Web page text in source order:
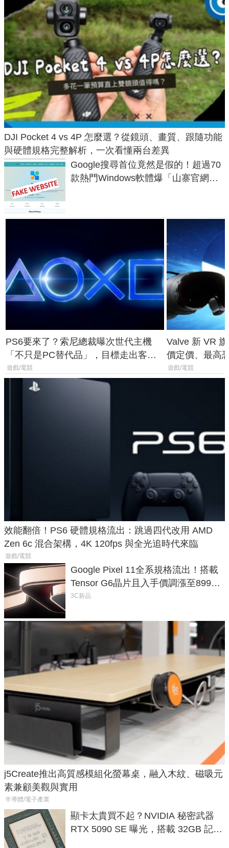
DJI Pocket 4 vs 4P 怎麼選？從鏡頭、畫質、跟隨功能
與硬體規格完整解析，一次看懂兩台差異
Google搜尋首位竟然是假的！超過70
款熱門Windows軟體爆「山寨官網」
PS6要來了？索尼總裁曝次世代主機
「不只是PC替代品」，目標走出客
廳、進軍電競桌面
遊戲/電競
Valve 新 VR
價定價、最高
遊戲/電競
效能翻倍！PS6 硬體規格流出：跳過四代改用 AMD
Zen 6c 混合架構，4K 120fps 與全光追時代來臨
遊戲/電競
Google Pixel 11全系規格流出！搭載
Tensor G6晶片且入手價調漲至899美
元
3C新品
j5Create推出高質感模組化螢幕桌，融入木紋、磁吸元
素兼顧美觀與實用
半導體/電子產業
顯卡太貴買不起？NVIDIA 秘密武器
RTX 5090 SE 曝光，搭載 32GB 記憶